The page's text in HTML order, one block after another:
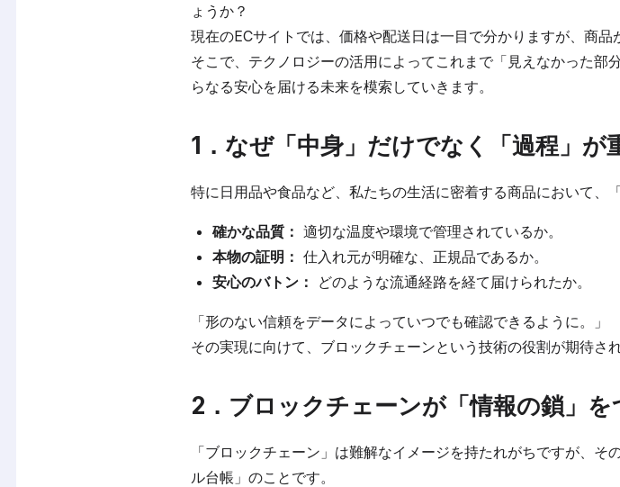
ょうか？
現在のECサイトでは、価格や配送日は一目で分かりますが、商品
そこで、テクノロジーの活用によってこれまで「見えなかった
らなる安心を届ける未来を模索していきます。
1．なぜ「中身」だけでなく「過程」が
特に日用品や食品など、私たちの生活に密着する商品において、
確かな品質： 適切な温度や環境で管理されているか。
本物の証明： 仕入れ元が明確な、正規品であるか。
安心のバトン：
どのような流通経路を経て届けられたか。
「形のない信頼をデータによっていつでも確認できるように。」
その実現に向けて、ブロックチェーンという技術の役割が期待され
2．ブロックチェーンが「情報の鎖」を
「ブロックチェーン」は難解なイメージを持たれがちですが、
ル台帳」のことです。